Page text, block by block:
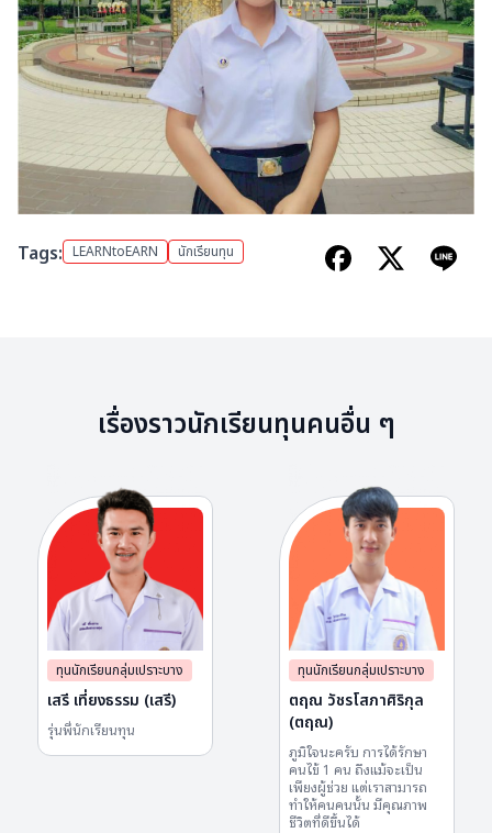
Tags: LEARNtoEARN นักเรียนทุน
เรื่องราวนักเรียนทุนคนอื่น ๆ
ทุนนักเรียนกลุ่มเปราะบาง
เสรี เที่ยงธรรม (เสรี)
รุ่น​พี่นักเรียน​ทุน​
ทุนนักเรียนกลุ่มเปราะบาง
ตฤณ วัชรโสภาศิริกุล
(ตฤณ)
ภูมิใจนะครับ การได้รักษา
คนไข้ 1 คน ถึงแม้จะเป็น
เพียงผู้ช่วย แต่เราสามารถ
ทำให้คนคนนั้น มีคุณภาพ
ชีวิตที่ดีขึ้นได้